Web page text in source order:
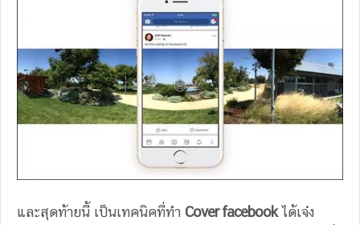
และสุดท้ายนี้ เป็นเทคนิคที่ทำ Cover facebookได้เจ๋ง